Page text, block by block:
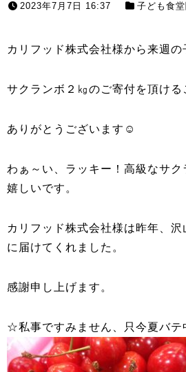
2023年7月7日 16:37 子ども食
カリフッド株式会社様から来週の
サクランボ２㎏のご寄付を頂ける
ありがとうございます☺
わぁ～い、ラッキー！高級なサ
嬉しいです。
カリフッド株式会社様は昨年、
に届けてくれました。
感謝申し上げます。
☆私事ですみません、只今夏バテ